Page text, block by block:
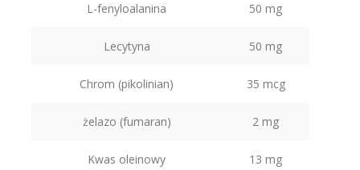
L-fenyloalanina 50 mg
Lecytyna 50 mg
Chrom (pikolinian) 35 mcg
żelazo (fumaran) 2 mg
Kwas oleinowy 13 mg